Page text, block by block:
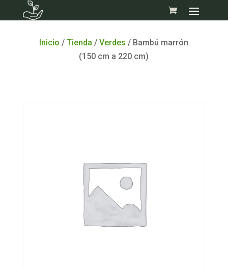
Inicio /Tienda /Verdes / Bambú marrón
(150 cm a 220 cm)